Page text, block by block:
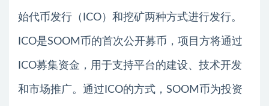
始代币发行（ICO）和挖矿两种方式进行发行。
ICO是SOOM币的首次公开募币，项目方将通过
ICO募集资金，用于支持平台的建设、技术开发
和市场推广。通过ICO的方式，SOOM币为投资